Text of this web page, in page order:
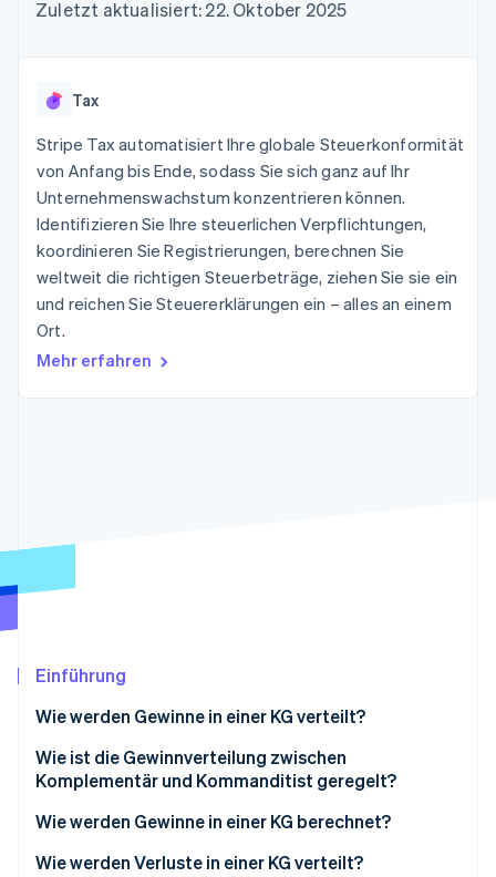
Authorization
Optimierung der
Autorisierungsraten
Link
Beschleunigter
Bezahlvorgang
Financial
Connections
Finanzdaten
Data Pipeline
Climate
Online-Identitätsprüfung
Stripe-Sessions 2026
Erfahren Sie, wie Stripe Lösungen für die
Jetzt ansehen
Geldmanagement
SaaS
Nach Branche
KI-Unternehmen
Gaming
Bewirtung, Reisen und
Freizeit
Versicherungen
Medien und
Organisationen
Marktplatz auf
Abonnementverwaltung
Abrechnung um
Stablecoin-gestützte
Karten ausgeben: So
geht´s
Bereitstellung und
Verwaltung von
Diensten mit Agenten
Kontakt
kontaktieren
Partner werden
Zuletzt aktualisiert: 22. Oktober 2025
Tax
Stripe Tax automatisiert Ihre globale Steuerkonformität
von Anfang bis Ende, sodass Sie sich ganz auf Ihr
Unternehmenswachstum konzentrieren können.
Identifizieren Sie Ihre steuerlichen Verpflichtungen,
koordinieren Sie Registrierungen, berechnen Sie
weltweit die richtigen Steuerbeträge, ziehen Sie sie ein
und reichen Sie Steuererklärungen ein – alles an einem
Ort.
Mehr erfahren
Einführung
Wie werden Gewinne in einer KG verteilt?
Gewinnverteilung ohne Gesellschaftsvertrag
Gewinnverteilung mit Gesellschaftsvertrag
Wie ist die Gewinnverteilung zwischen
Komplementär und Kommanditist geregelt?
Wie werden Gewinne in einer KG berechnet?
Gewinnverteilung KG: Beispielrechnung 1
Wie werden Verluste in einer KG verteilt?